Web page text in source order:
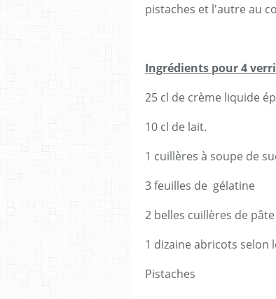
pistaches et l'autre au
Ingrédients pour 4
25 cl de crème liquide
10 cl de lait.
1 cuillères à soupe de
3 feuilles de gélatine
2 belles cuillères de
1 dizaine abricots selon
Pistaches